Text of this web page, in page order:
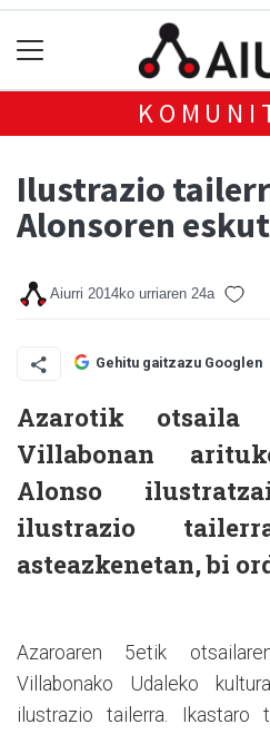
Ilustrazio
Alonsoren
Aiurri 2014ko urriaren 24a
Gehitu gaitzazu Googlen
Azarotik otsaila
Villabonan
Alonso
ilustrazio
asteazkenetan, bi
Azaroaren 5etik
Villabonako Udaleko
ilustrazio tailerra. Ikastaro